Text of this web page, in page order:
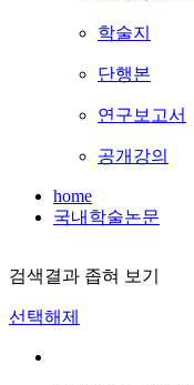
학술지
단행본
연구보고서
공개강의
home
국내학술논문
검색결과 좁혀 보기
선택해제